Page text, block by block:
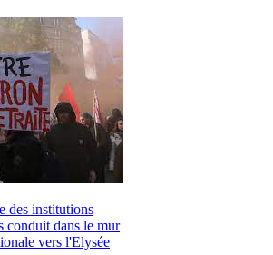
des institutions
conduit dans le mur
vers l'Elysée